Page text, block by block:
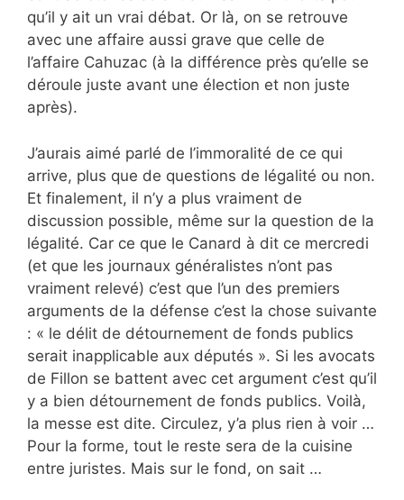
qu’il y ait un vrai débat. Or là, on se retrouve
avec une affaire aussi grave que celle de
l’affaire Cahuzac (à la différence près qu’elle se
déroule juste avant une élection et non juste
après).
J’aurais aimé parlé de l’immoralité de ce qui
arrive, plus que de questions de légalité ou non.
Et finalement, il n’y a plus vraiment de
discussion possible, même sur la question de la
légalité. Car ce que le Canard à dit ce mercredi
(et que les journaux généralistes n’ont pas
vraiment relevé) c’est que l’un des premiers
arguments de la défense c’est la chose suivante
: « le délit de détournement de fonds publics
serait inapplicable aux députés ». Si les avocats
de Fillon se battent avec cet argument c’est qu’il
y a bien détournement de fonds publics. Voilà,
la messe est dite. Circulez, y’a plus rien à voir …
Pour la forme, tout le reste sera de la cuisine
entre juristes. Mais sur le fond, on sait …